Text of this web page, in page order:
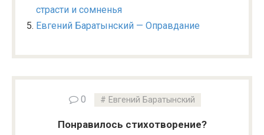
страсти и сомненья
Евгений Баратынский — Оправдание
0 Евгений Баратынский
Понравилось стихотворение?